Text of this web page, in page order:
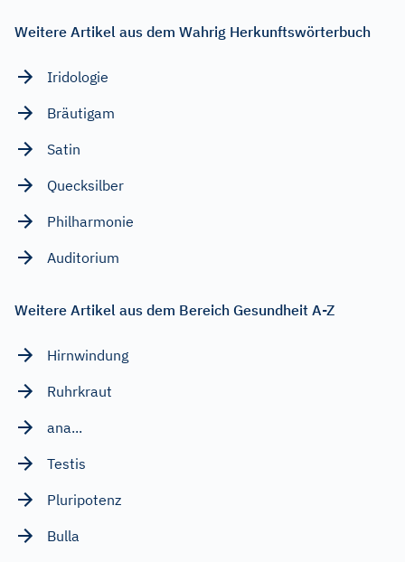
Weitere Artikel aus dem Wahrig Herkunftswörterbuch
Iridologie
Bräutigam
Satin
Quecksilber
Philharmonie
Auditorium
Weitere Artikel aus dem Bereich Gesundheit A-Z
Hirnwindung
Ruhrkraut
ana...
Testis
Pluripotenz
Bulla